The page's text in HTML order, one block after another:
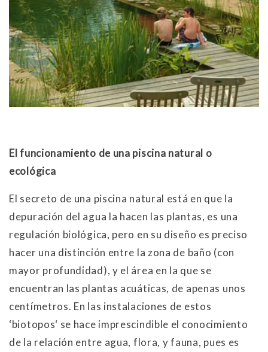
El funcionamiento de una piscina natural o
ecológica
El secreto de una piscina natural está en que la
depuración del agua la hacen las plantas, es una
regulación biológica, pero en su diseño es preciso
hacer una distinción entre la zona de baño (con
mayor profundidad), y el área en la que se
encuentran las plantas acuáticas, de apenas unos
centímetros. En las instalaciones de estos
‘biotopos‘ se hace imprescindible el conocimiento
de la relación entre agua, flora, y fauna, pues es